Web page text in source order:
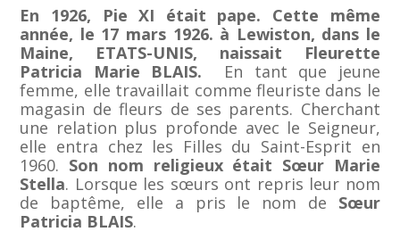
En 1926, Pie XI était pape. Cette même
année, le 17 mars 1926. à Lewiston, dans le
Maine, ETATS-UNIS, naissait Fleurette
Patricia Marie BLAIS.
En tant que jeune
femme, elle travaillait comme fleuriste dans le
magasin de fleurs de ses parents. Cherchant
une relation plus profonde avec le Seigneur,
elle entra chez les Filles du Saint-Esprit en
1960. Son nom religieux était Sœur Marie
Stella. Lorsque les sœurs ont repris leur nom
de baptême, elle a pris le nom de Sœur
Patricia BLAIS.